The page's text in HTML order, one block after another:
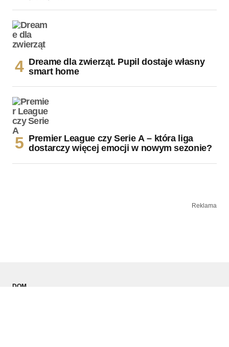
Dreame dla zwierząt. Pupil dostaje własny
smart home
Premier League czy Serie A – która liga
dostarczy więcej emocji w nowym sezonie?
Reklama
DOM